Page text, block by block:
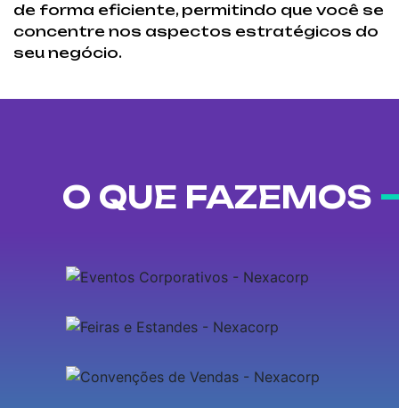
de forma eficiente, permitindo que você se
concentre nos aspectos estratégicos do
seu negócio.
O QUE FAZEMOS